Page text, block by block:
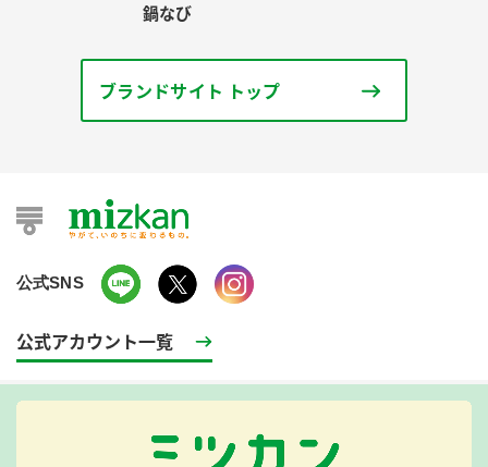
鍋なび
ブランドサイト トップ
公式SNS
公式アカウント一覧